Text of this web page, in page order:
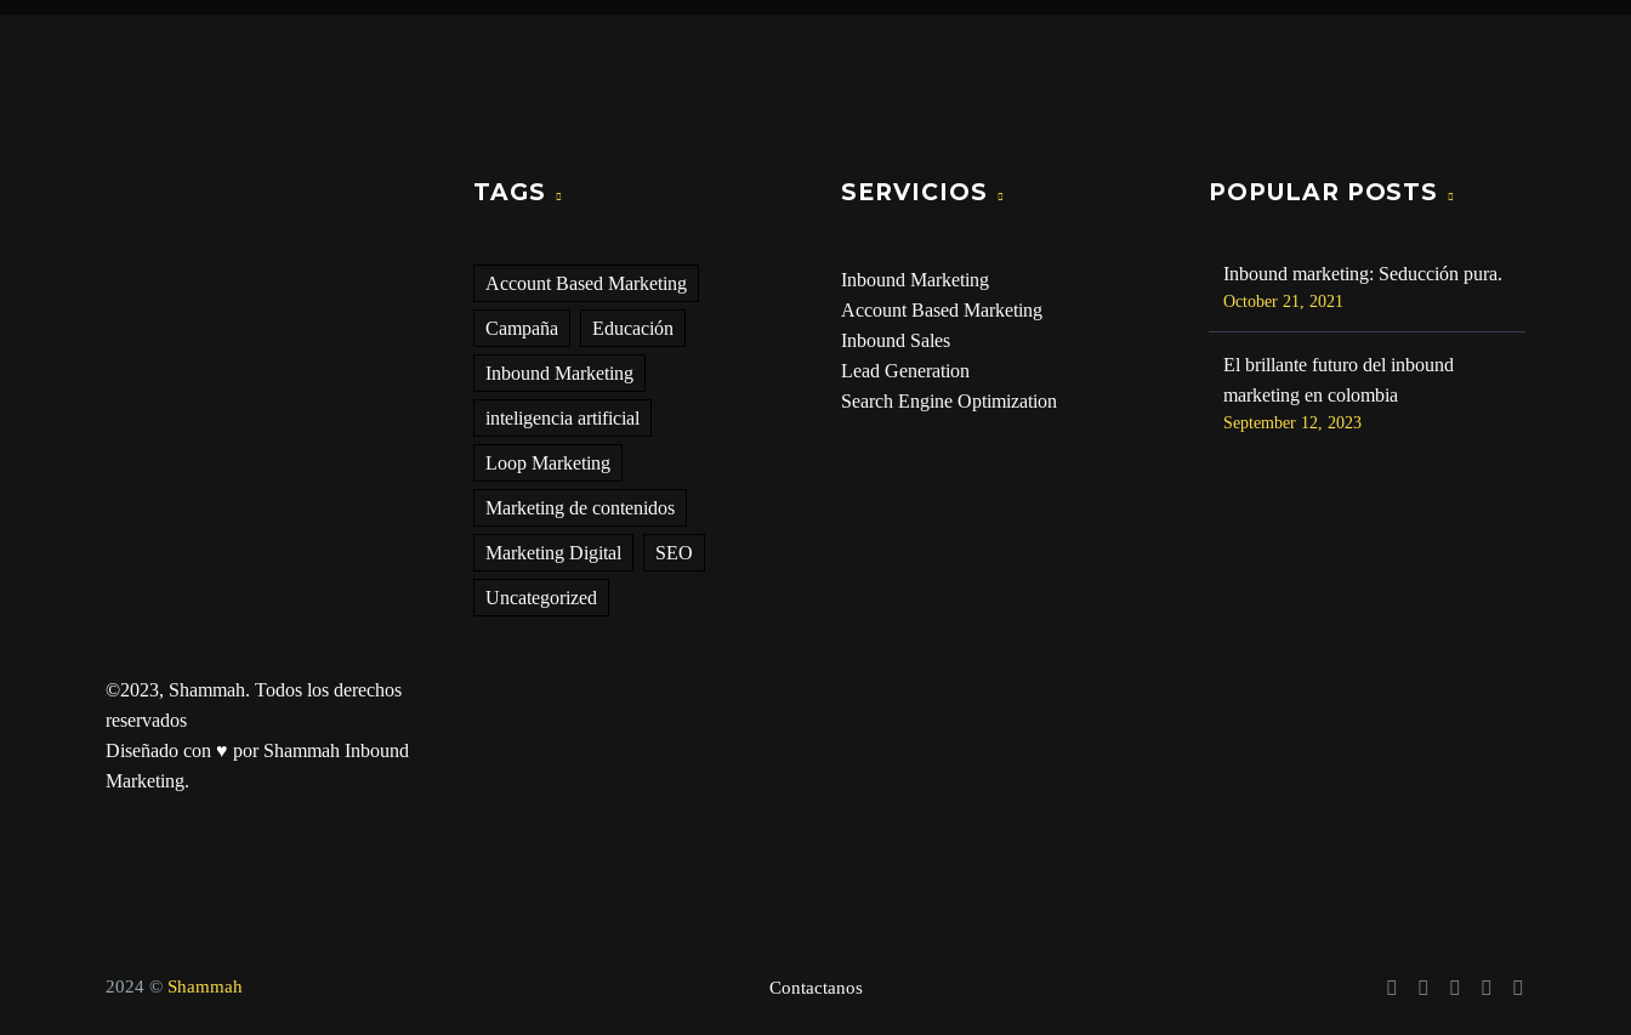
TAGS
Account Based Marketing
Campaña Educación
Inbound Marketing
inteligencia artificial
Loop Marketing
Marketing de contenidos
Marketing Digital SEO
Uncategorized
SERVICIOS
Inbound Marketing
Account Based Marketing
Inbound Sales
Lead Generation
Search Engine Optimization
POPULAR POSTS
Inbound marketing: Seducción pura.
October 21, 2021
El brillante futuro del inbound
marketing en colombia
September 12, 2023
©2023, Shammah. Todos los derechos
reservados
Diseñado con ♥ por Shammah Inbound
Marketing.
Contactanos
2024 © Shammah